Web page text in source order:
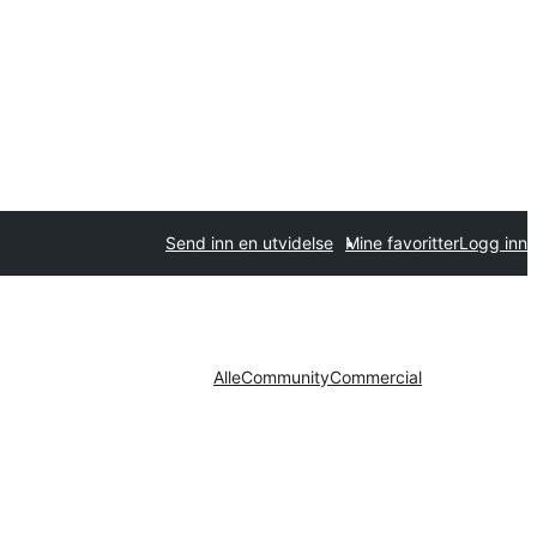
Send inn en utvidelse Mine favoritterLogg inn
AlleCommunityCommercial